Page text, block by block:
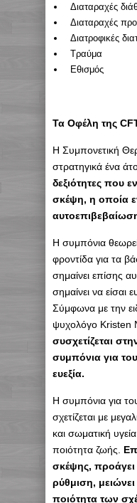
Διαταραχές
Διαταραχές
Διατροφικές
Τραύμα
Εθισμός
Τα Οφέλη της
Η Συμπονετική
στρατηγικά ένα
δεξιότητες που
σκέψη, η οποία
Η συμπόνια
φροντίδα για τα
σημαίνει επίσης
σημαίνει να είσαι
Σύμφωνα με την
ψυχολόγο Kristen
συσχετίζεται
συμπόνια για
ευεξία.
Η συμπόνια για
σχετίζεται με
και σωματική
ποιότητα ζωής.
σκέψης, προάγει
ρύθμιση, μειώνει
ποιότητα των